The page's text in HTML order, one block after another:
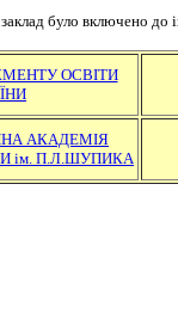
було включено до
ОСВІТИ
АКАДЕМІЯ
ім. П.Л.ШУПИКА